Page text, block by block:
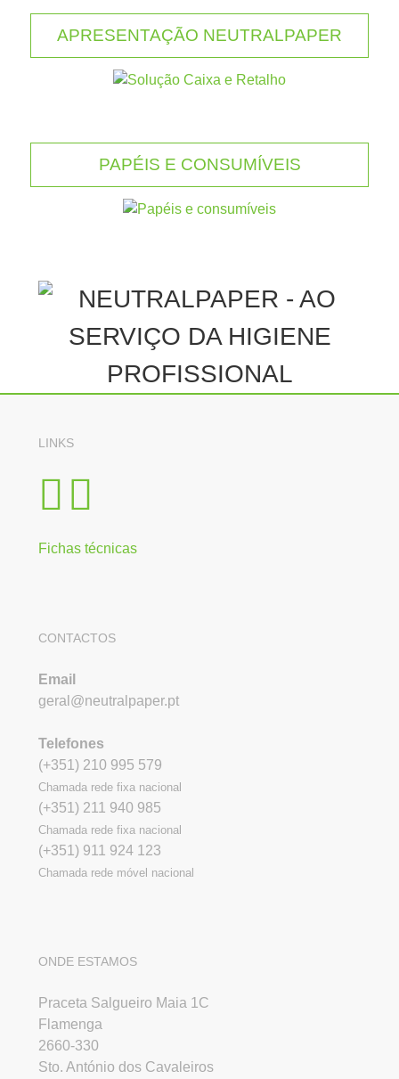
APRESENTAÇÃO NEUTRALPAPER
PAPÉIS E CONSUMÍVEIS
LINKS
Fichas técnicas
CONTACTOS
Email
geral@neutralpaper.pt
Telefones
(+351) 210 995 579
Chamada rede fixa nacional
(+351) 211 940 985
Chamada rede fixa nacional
(+351) 911 924 123
Chamada rede móvel nacional
ONDE ESTAMOS
Praceta Salgueiro Maia 1C
Flamenga
2660-330
Sto. António dos Cavaleiros